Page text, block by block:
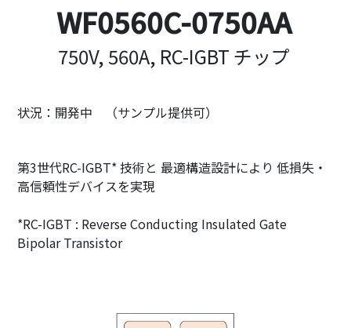
WF0560C-0750AA
750V, 560A, RC-IGBT チップ
状況：開発中 （サンプル提供可）
第3世代RC-IGBT* 技術と 最適構造設計により 低損失・
高信頼性デバイスを実現
*RC-IGBT : Reverse Conducting Insulated Gate
Bipolar Transistor